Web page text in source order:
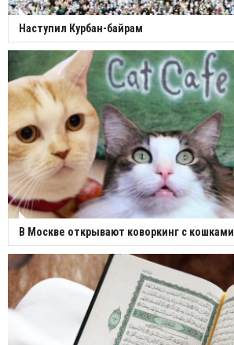
Наступил Курбан-байрам
В Москве открывают коворкинг с кошками